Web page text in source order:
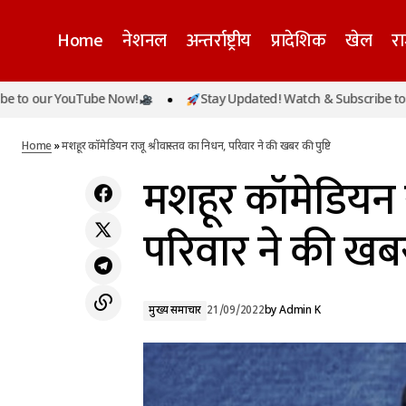
Home नेशनल अन्तर्राष्ट्रीय प्रादेशिक खेल
शुक्ल व ब्रह्म योग के संयोग के साथ है नवरात्र का
YouTube Now! Stay Updated! Watch & Subscribe to our
Home»मशहूर कॉमेडियन राजू श्रीवास्तव का निधन, परिवार ने की खबर की पुष्टि
मशहूर कॉमेडियन
परिवार ने की
मुख्य समाचार 21/09/2022byAdmin K